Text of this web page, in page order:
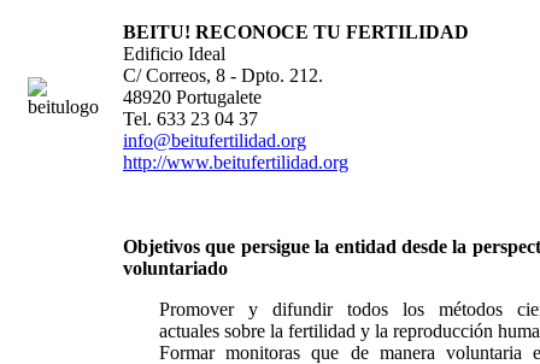
BEITU! RECONOCE TU FERTILIDAD
Edificio Ideal
C/ Correos, 8 - Dpto. 212.
48920 Portugalete
Tel. 633 23 04 37
info@beitufertilidad.org
http://www.beitufertilidad.org
Objetivos que persigue la entidad desde la
voluntariado
Promover y difundir todos los métodos
actuales sobre la fertilidad y la reproducción
Formar monitoras que de manera voluntaria